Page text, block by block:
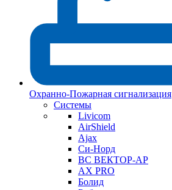
Охранно-Пожарная сигнализация
Системы
Livicom
AirShield
Ajax
Си-Норд
ВС ВЕКТОР-АР
AX PRO
Болид